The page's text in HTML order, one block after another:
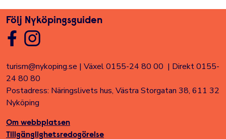
Följ Nyköpingsguiden
turism@nykoping.se | Växel 0155-24 80 00 | Direkt 0155-
24 80 80
Postadress: Näringslivets hus, Västra Storgatan 38, 611 32
Nyköping
Om webbplatsen
Tillgänglighetsredogörelse